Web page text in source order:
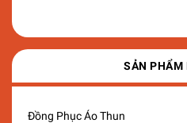
SẢN PHẨM
Đồng Phục Áo Thun